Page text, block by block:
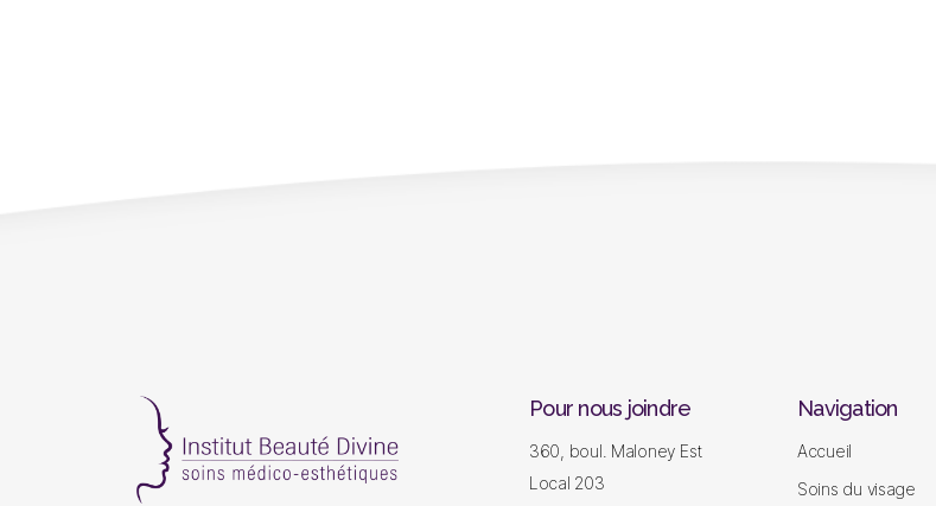
Pour nous joindre
360, boul. Maloney Est
Local 203
Navigation
Accueil
Soins du visage